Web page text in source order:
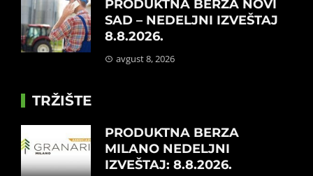
PRODUKTNA BERZA NOVI
SAD – NEDELJNI IZVEŠTAJ
8.8.2026.
avgust 8, 2026
TRŽIŠTE
PRODUKTNA BERZA
MILANO NEDELJNI
IZVEŠTAJ: 8.8.2026.